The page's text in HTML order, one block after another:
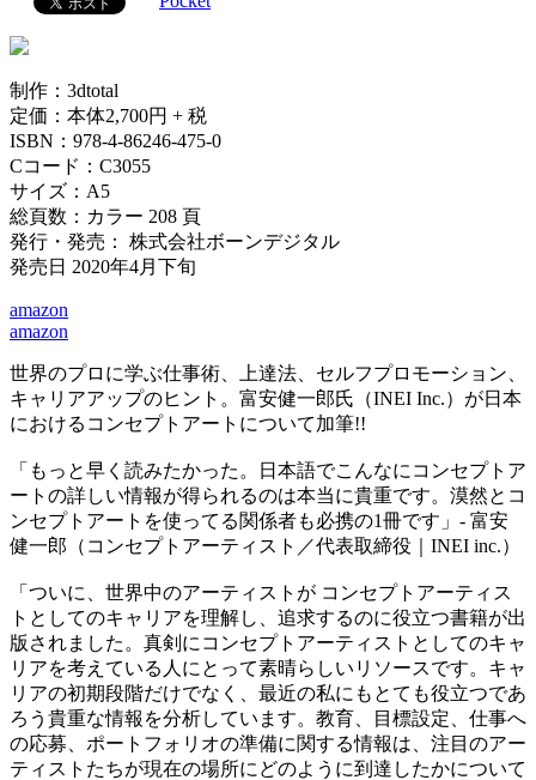
制作：3dtotal
定価：本体2,700円 + 税
ISBN：978-4-86246-475-0
Cコード：C3055
サイズ：A5
総頁数：カラー 208 頁
発行・発売： 株式会社ボーンデジタル
発売日 2020年4月下旬
amazon
amazon
世界のプロに学ぶ仕事術、上達法、セルフプロモーション、
キャリアアップのヒント。富安健一郎氏（INEI Inc.）が日本
におけるコンセプトアートについて加筆!!
「もっと早く読みたかった。日本語でこんなにコンセプトア
ートの詳しい情報が得られるのは本当に貴重です。漠然とコ
ンセプトアートを使ってる関係者も必携の1冊です」- 富安
健一郎（コンセプトアーティスト／代表取締役｜INEI inc.）
「ついに、世界中のアーティストが コンセプトアーティス
トとしてのキャリアを理解し、追求するのに役立つ書籍が出
版されました。真剣にコンセプトアーティストとしてのキャ
リアを考えている人にとって素晴らしいリソースです。キャ
リアの初期段階だけでなく、最近の私にもとても役立つであ
ろう貴重な情報を分析しています。教育、目標設定、仕事へ
の応募、ポートフォリオの準備に関する情報は、注目のアー
ティストたちが現在の場所にどのように到達したかについて